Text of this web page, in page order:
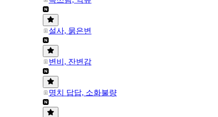
설사, 묽은변
변비, 잔변감
명치 답답, 소화불량